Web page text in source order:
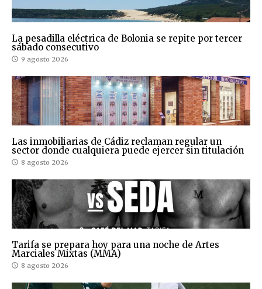
La pesadilla eléctrica de Bolonia se repite por tercer
sábado consecutivo
9 agosto 2026
Las inmobiliarias de Cádiz reclaman regular un
sector donde cualquiera puede ejercer sin titulación
8 agosto 2026
Tarifa se prepara hoy para una noche de Artes
Marciales Mixtas (MMA)
8 agosto 2026